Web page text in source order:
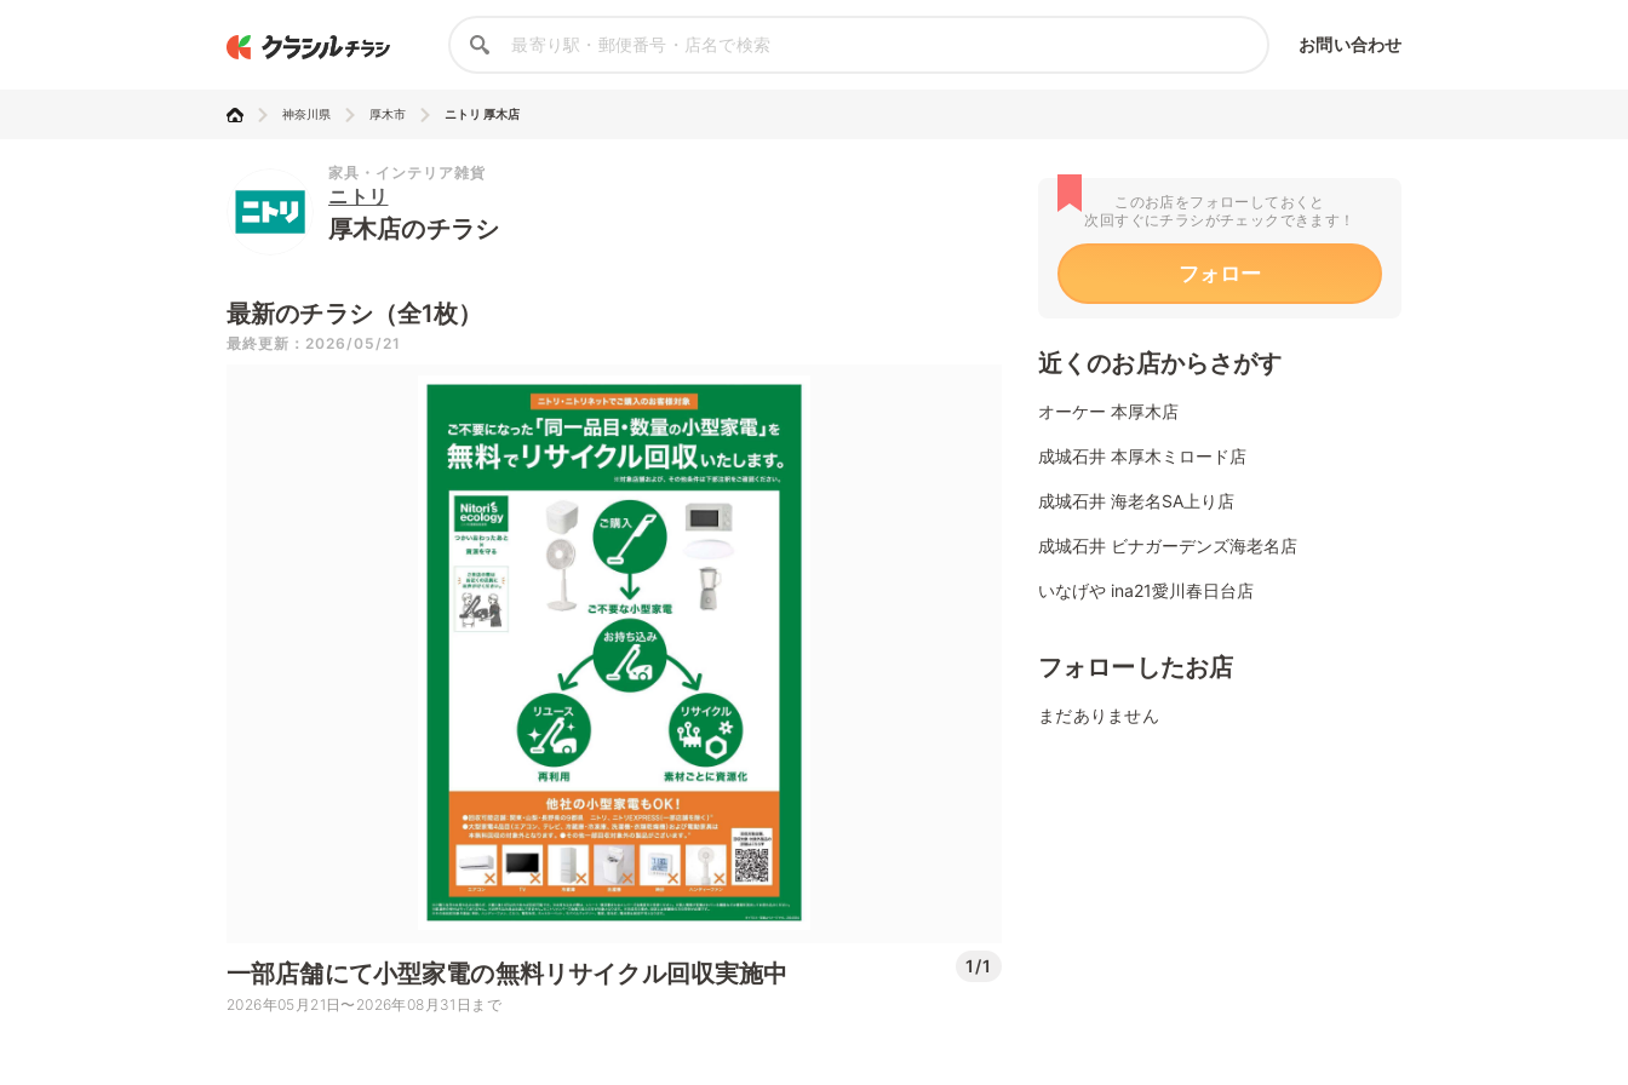
お問い合わせ
神奈川県 厚木市 ニトリ 厚木店
家具・インテリア雑貨
ニトリ
厚木店のチラシ
最新のチラシ（全1枚）
最終更新：2026/05/21
一部店舗にて小型家電の無料リサイクル回収実施中 1/1
2026年05月21日〜2026年08月31日まで
このお店をフォローしておくと
次回すぐにチラシがチェックできます！
フォロー
近くのお店からさがす
オーケー 本厚木店
成城石井 本厚木ミロード店
成城石井 海老名SA上り店
成城石井 ビナガーデンズ海老名店
いなげや ina21愛川春日台店
フォローしたお店
まだありません